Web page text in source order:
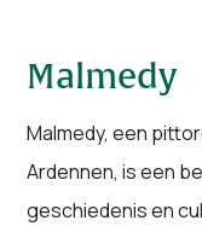
Malmedy
Malmedy, een
Ardennen, is een
geschiedenis en